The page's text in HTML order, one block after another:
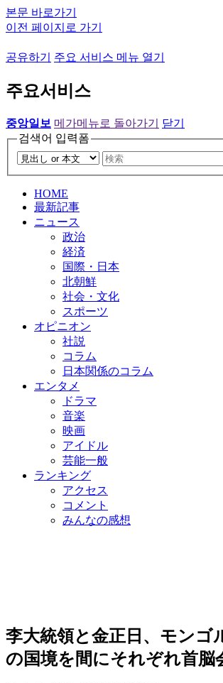
본문 바로가기
이전 페이지로 가기
공유하기 주요 서비스 메뉴 열기
주요서비스
중앙일보 메가메뉴로 돌아가기
닫기
검색어 입력폼
HOME
最新記事
ニュース
政治
経済
国際・日本
北朝鮮
社会・文化
スポーツ
オピニオン
社説
コラム
日本関係のコラム
エンタメ
ドラマ
音楽
映画
アイドル
芸能一般
ランキング
アクセス
コメント
みんなの感想
李大統領と金正日、モンゴ
の国境を間にそれぞれ首脳